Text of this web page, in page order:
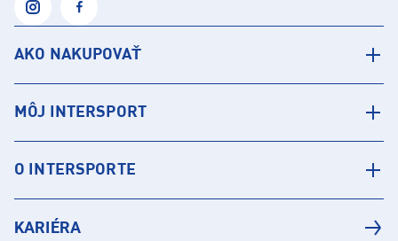
AKO NAKUPOVAŤ
MÔJ INTERSPORT
O INTERSPORTE
KARIÉRA